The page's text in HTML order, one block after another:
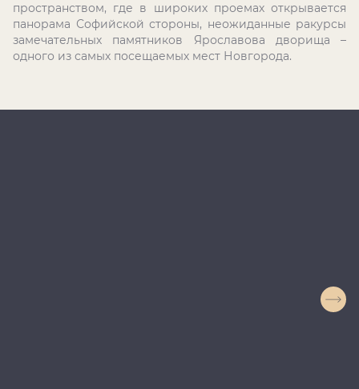
пространством, где в широких проемах открывается
панорама Софийской стороны, неожиданные ракурсы
замечательных памятников Ярославова дворища –
одного из самых посещаемых мест Новгорода.